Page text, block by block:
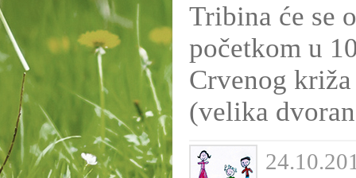
Tribina će se
početkom u
Crvenog
(velika